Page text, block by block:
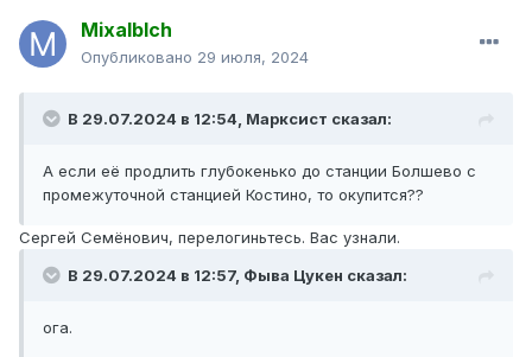
Mixalblch
Опубликовано 29 июля, 2024
В 29.07.2024 в 12:54, Марксист сказал:
А если её продлить глубокенько до станции Болшево с
промежуточной станцией Костино, то окупится??
Сергей Семёнович, перелогиньтесь. Вас узнали.
В 29.07.2024 в 12:57, Фыва Цукен сказал:
ога.